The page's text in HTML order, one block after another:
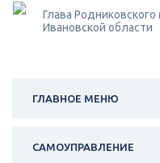
Глава
Ивановской области
ГЛАВНОЕ МЕНЮ
САМОУПРАВЛЕНИЕ